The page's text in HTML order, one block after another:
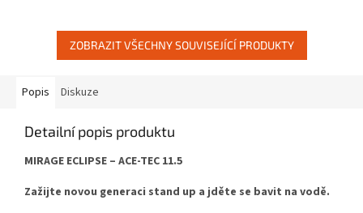
ZOBRAZIT VŠECHNY SOUVISEJÍCÍ PRODUKTY
Popis Diskuze
Detailní popis produktu
MIRAGE ECLIPSE – ACE-TEC 11.5
Zažijte novou generaci stand up a jděte se bavit na vodě.